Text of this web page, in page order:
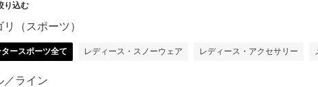
り込む
リ（スポーツ）
ースポーツ全て レディース・スノーウェア レディース・アクセサリー
／ライン